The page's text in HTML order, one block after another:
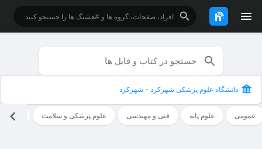
دانشگاه علوم پزشکی شهرکرد - شهرکرد
عمومی علوم پایه فنی و مهندسی علوم پزشکی و سلامت علوم